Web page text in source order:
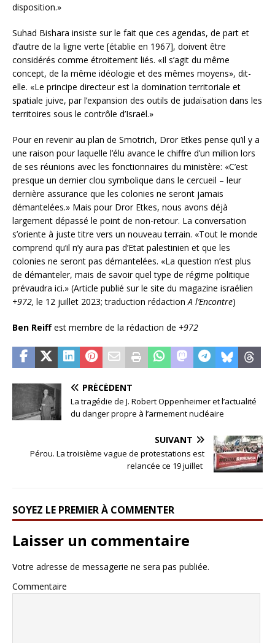
disposition.»
Suhad Bishara insiste sur le fait que ces agendas, de part et
d’autre de la ligne verte [établie en 1967], doivent être
considérés comme étroitement liés. «Il s’agit du même
concept, de la même idéologie et des mêmes moyens», dit-
elle. «Le principe directeur est la domination territoriale et
spatiale juive, par l’expansion des outils de judaïsation dans les
territoires sous le contrôle d’Israël.»
Pour en revenir au plan de Smotrich, Dror Etkes pense qu’il y a
une raison pour laquelle l’élu avance le chiffre d’un million lors
de ses réunions avec les fonctionnaires du ministère: «C’est
presque un dernier clou symbolique dans le cercueil – leur
dernière assurance que les colonies ne seront jamais
démantelées.» Mais pour Dror Etkes, nous avons déjà
largement dépassé le point de non-retour. La conversation
s’oriente à juste titre vers un nouveau terrain. «Tout le monde
comprend qu’il n’y aura pas d’Etat palestinien et que les
colonies ne seront pas démantelées. «La question n’est plus
de démanteler, mais de savoir quel type de régime politique
prévaudra ici.» (Article publié sur le site du magazine israélien
+972, le 12 juillet 2023; traduction rédactionA l’Encontre)
Ben Reiffest membre de la rédaction de +972
PRÉCÉDENT
La tragédie de J. Robert Oppenheimer et l’actualité
du danger propre à l’armement nucléaire
SUIVANT
Pérou. La troisième vague de protestations est
relancée ce 19 juillet
SOYEZ LE PREMIER À COMMENTER
Laisser un commentaire
Votre adresse de messagerie ne sera pas publiée.
Commentaire